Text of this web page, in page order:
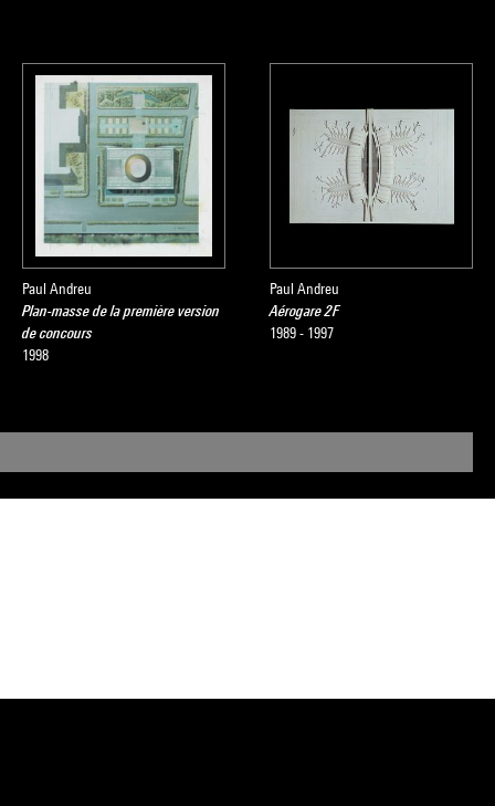
Paul Andreu
Plan-masse de la première version
de concours
1998
Paul Andreu
Aérogare 2F
1989 - 1997